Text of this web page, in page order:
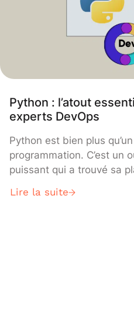
Python : l’atout
experts DevOps
Python est bien plus
programmation. C’est un
puissant qui a trouvé sa
développement
Lire la suite